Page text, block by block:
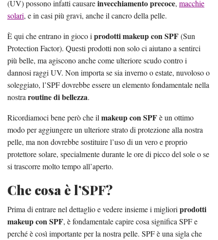
(UV) possono infatti causareinvecchiamento precoce, macchie
solari, e in casi più gravi, anche il cancro della pelle.
È qui che entrano in gioco i prodotti makeup con SPF(Sun
Protection Factor). Questi prodotti non solo ci aiutano a sentirci
più belle, ma agiscono anche come ulteriore scudo contro i
dannosi raggi UV. Non importa se sia inverno o estate, nuvoloso o
soleggiato, l’SPF dovrebbe essere un elemento fondamentale nella
nostra routine di bellezza.
Ricordiamoci bene però che il makeup con SPFè un ottimo
modo per aggiungere un ulteriore strato di protezione alla nostra
pelle, ma non dovrebbe sostituire l’uso di un vero e proprio
protettore solare, specialmente durante le ore di picco del sole o se
si trascorre molto tempo all’aperto.
Che cosa è l’SPF?
Prima di entrare nel dettaglio e vedere insieme i migliori prodotti
makeup con SPF, è fondamentale capire cosa significa SPF e
perché è così importante per la nostra pelle. SPF è una sigla che